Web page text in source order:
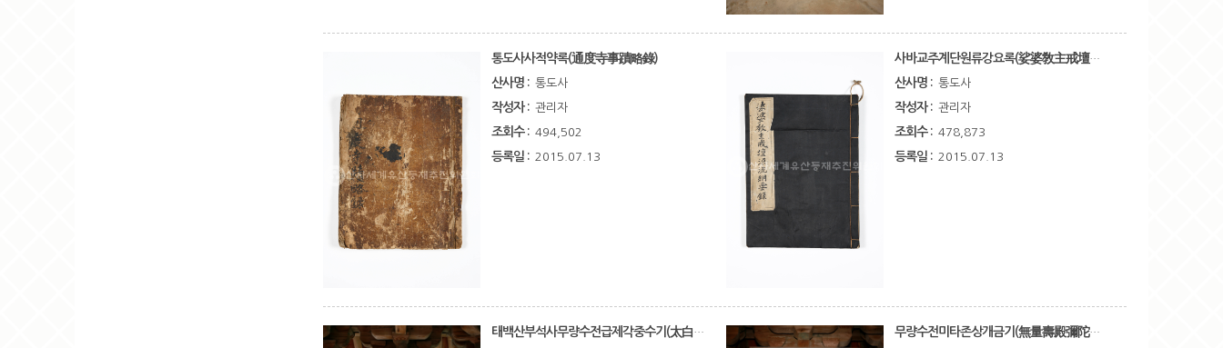
통도사사적약록(通度寺事蹟略錄)
산사명 : 통도사
작성자 : 관리자
조회수 : 494,502
등록일 : 2015.07.13
사바교주계단원류강요록(娑婆敎主戒壇源流綱要錄)
산사명 : 통도사
작성자 : 관리자
조회수 : 478,873
등록일 : 2015.07.13
태백산부석사무량수전급제각중수기(太白山浮石寺無量壽殿及諸閣重修記) 무량수전미타존상개금기(無量壽殿彌陀尊相改金記)